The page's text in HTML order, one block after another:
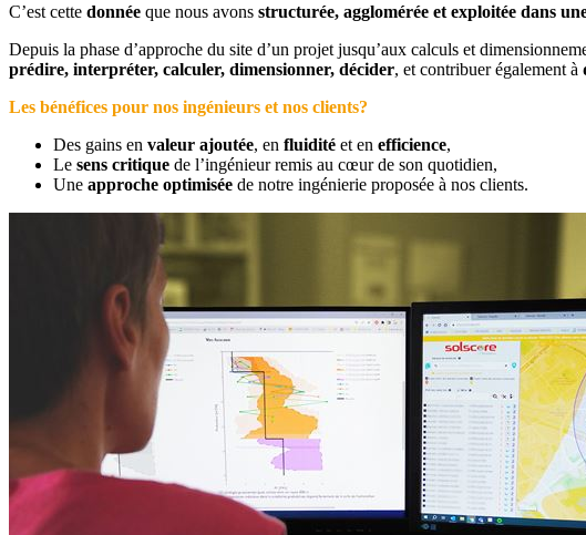
C’est cette donnée que nous avons structurée, agglomérée et exploitée dans
Depuis la phase d’approche du site d’un projet jusqu’aux calculs et
prédire, interpréter, calculer, dimensionner, décider, et contribuer également à
Les bénéfices pour nos ingénieurs et nos clients?
Des gains en valeur ajoutée, en fluidité et en efficience,
Le sens critique de l’ingénieur remis au cœur de son quotidien,
Une approche optimisée de notre ingénierie proposée à nos clients.